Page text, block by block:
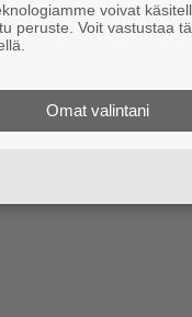
voivat
peruste. Voit vastustaa
Omat valintani